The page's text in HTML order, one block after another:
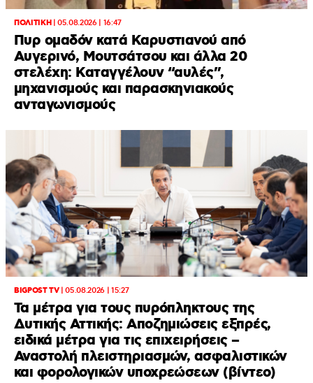
ΠΟΛΙΤΙΚΗ|05.08.2026 | 16:47
Πυρ ομαδόν κατά Καρυστιανού από
Αυγερινό, Μουτσάτσου και άλλα 20
στελέχη: Καταγγέλουν “αυλές”,
μηχανισμούς και παρασκηνιακούς
ανταγωνισμούς
BIGPOST TV|05.08.2026 | 15:27
Τα μέτρα για τους πυρόπληκτους της
Δυτικής Αττικής: Αποζημιώσεις εξπρές,
ειδικά μέτρα για τις επιχειρήσεις –
Αναστολή πλειστηριασμών, ασφαλιστικών
και φορολογικών υποχρεώσεων (βίντεο)